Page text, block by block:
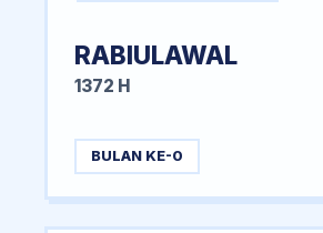
RABIULAWAL
1372 H
BULAN KE-0